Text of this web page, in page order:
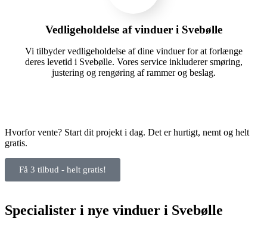
Vedligeholdelse af vinduer i Svebølle
Vi tilbyder vedligeholdelse af dine vinduer for at forlænge
deres levetid i Svebølle. Vores service inkluderer smøring,
justering og rengøring af rammer og beslag.
Hvorfor vente? Start dit projekt i dag. Det er hurtigt, nemt og helt
gratis.
Få 3 tilbud - helt gratis!
Specialister i nye vinduer i Svebølle